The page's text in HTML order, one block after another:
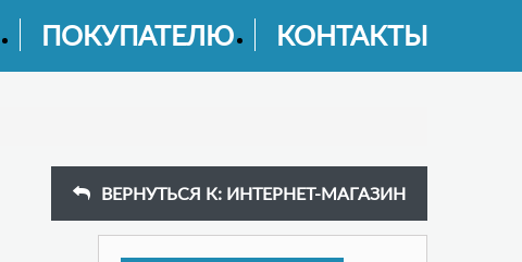
ПОКУПАТЕЛЮ КОНТАКТЫ
ВЕРНУТЬСЯ К: ИНТЕРНЕТ-МАГАЗИН